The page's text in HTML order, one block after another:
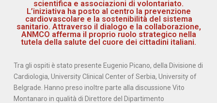
scientifica e associazioni di volontariato.
L’iniziativa ha posto al centro la prevenzione
cardiovascolare e la sostenibilità del sistema
sanitario. Attraverso il dialogo e la collaborazione,
ANMCO afferma il proprio ruolo strategico nella
tutela della salute del cuore dei cittadini italiani.
Tra gli ospiti è stato presente Eugenio Picano, della Divisione di
Cardiologia, University Clinical Center of Serbia, University of
Belgrade. Hanno preso inoltre parte alla discussione Vito
Montanaro in qualità di Direttore del Dipartimento